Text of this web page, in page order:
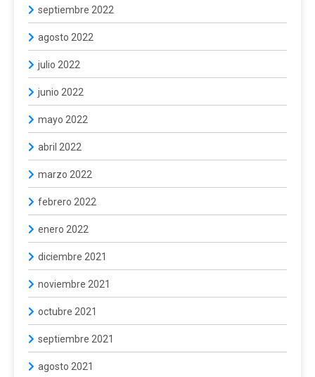
septiembre 2022
agosto 2022
julio 2022
junio 2022
mayo 2022
abril 2022
marzo 2022
febrero 2022
enero 2022
diciembre 2021
noviembre 2021
octubre 2021
septiembre 2021
agosto 2021